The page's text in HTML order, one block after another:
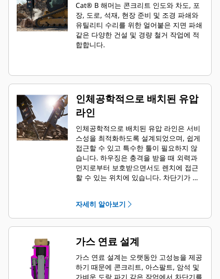
Cat® B 해머는 콘크리트 인도와 차도, 포
장, 도로, 석재, 현장 준비 및 조경 파쇄와
유틸리티 수리를 위한 얼어붙은 지면 파쇄
같은 다양한 건설 및 경량 철거 작업에 적
합합니다.
인체공학적으로 배치된 유압
라인
인체공학적으로 배치된 유압 라인은 서비
스성을 최적화하도록 설계되었으며, 쉽게
접근할 수 있고 특수한 툴이 필요하지 않
습니다. 하우징은 충격을 받을 때 외력과
먼지로부터 보호받으면서도 렌치에 접근
할 수 있는 위치에 있습니다. 차단기가 장
기 조건을 빠르게 모니터링할 수 있습니
다.
자세히 알아보기
가스 연료 설계
가스 연료 설계는 오랫동안 고성능을 제공
하기 때문에 콘크리트, 아스팔트, 암석 및
가벼운 도랑 파기 같은 작업에서 차단기를